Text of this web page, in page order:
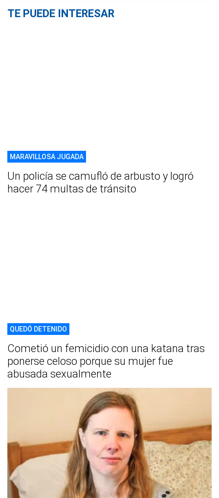
TE PUEDE INTERESAR
MARAVILLOSA JUGADA
Un policía se camufló de arbusto y logró
hacer 74 multas de tránsito
QUEDÓ DETENIDO
Cometió un femicidio con una katana tras
ponerse celoso porque su mujer fue
abusada sexualmente